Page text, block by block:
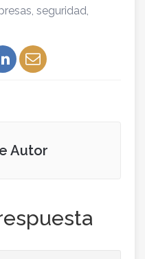
, seguridad,
Autor